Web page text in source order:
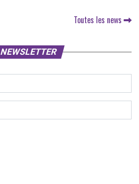
Toutes les news
NEWSLETTER